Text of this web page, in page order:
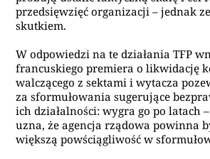
przedsięwzięć organizacji – jednak
skutkiem.
W odpowiedzi na te działania TFP
francuskiego premiera o likwidację
walczącego z sektami i wytacza
za sformułowania sugerujące
ich działalności: wygra go po latach –
uzna, że agencja rządowa powinna
większą powściągliwość w